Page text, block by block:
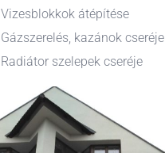
Vizesblokkok átépítése
Gázszerelés, kazánok cseréje
Radiátor szelepek cseréje